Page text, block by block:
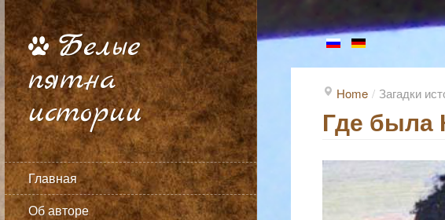
Белые
пятна
истории
Главная
Об авторе
Home / Загадки
Где была